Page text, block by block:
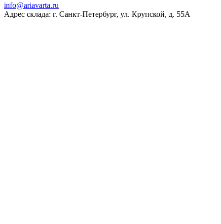
ur.atravaira@ofni
Адрес склада: г. Санкт-Петербург, ул. Крупской, д. 55А